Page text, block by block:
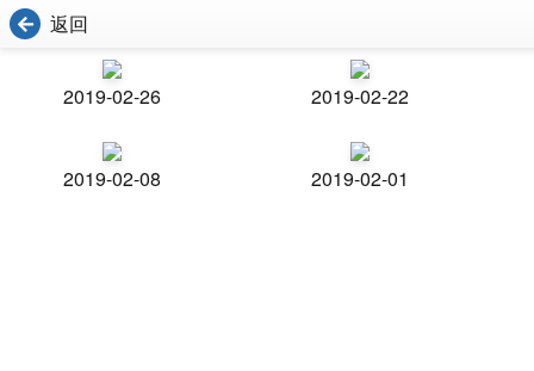
返回
2019-02-26 2019-02-22
2019-02-08 2019-02-01